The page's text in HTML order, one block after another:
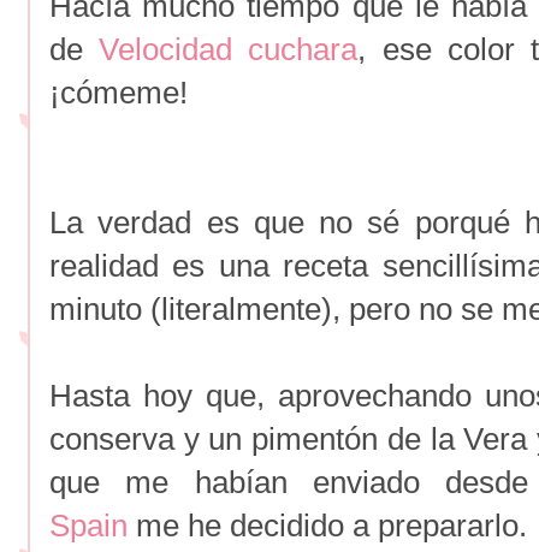
deVelocidad cuchara, ese color
¡cómeme!
La verdad es que no sé porqué
realidad es una receta
minuto (literalmente), pero no se
Hasta hoy que, aprovechando
conserva y un pimentón de la
que me habían enviado
Spain me he decidido a prepararlo.